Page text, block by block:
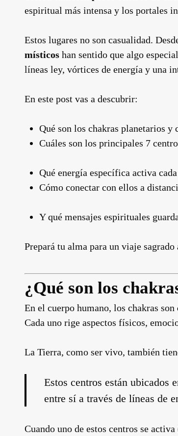
espiritual más intensa y los portales
Estos lugares no son casualidad.
místicos han sentido que algo
líneas ley, vórtices de energía y una
En este post vas a descubrir:
Qué son los chakras planetarios y
Cuáles son los principales 7
Qué energía específica activa
Cómo conectar con ellos a
Y qué mensajes espirituales
Prepará tu alma para un viaje
¿Qué son los
En el cuerpo humano, los chakras son
Cada uno rige aspectos físicos,
La Tierra, como ser vivo, también
Estos centros están ubicados
entre sí a través de líneas de
Cuando uno de estos centros se